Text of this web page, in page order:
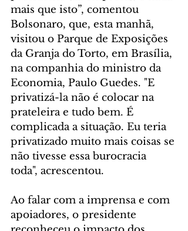
mais que isto”, comentou
Bolsonaro, que, esta manhã,
visitou o Parque de Exposições
da Granja do Torto, em Brasília,
na companhia do ministro da
Economia, Paulo Guedes. "E
privatizá-la não é colocar na
prateleira e tudo bem. É
complicada a situação. Eu teria
privatizado muito mais coisas se
não tivesse essa burocracia
toda", acrescentou.
Ao falar com a imprensa e com
apoiadores, o presidente